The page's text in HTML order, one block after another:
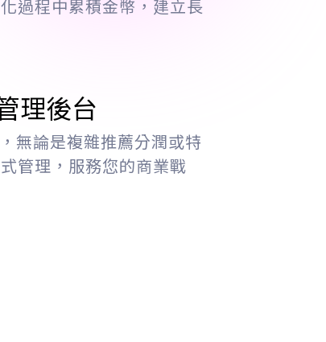
過程中累積金幣，建立長
理後台
無論是複雜推薦分潤或特
管理，服務您的商業戰